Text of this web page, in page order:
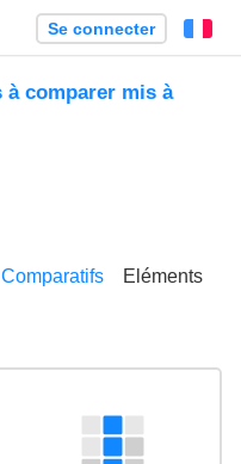
Se connecter
à comparer mis à
Comparatifs Eléments